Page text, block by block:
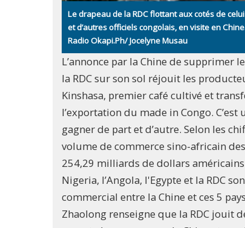
Le drapeau de la RDC flottant aux cotés de
et d’autres officiels congolais, en visite en
Radio Okapi.Ph/ Jocelyne Musau
L’annonce par la Chine de supprimer
la RDC sur son sol réjouit les
Kinshasa, premier café cultivé et
l’exportation du made in Congo.
gagner de part et d’autre. Selon les
volume de commerce sino-africain
254,29 milliards de dollars
Nigeria, l’Angola, l'Egypte et la RDC
commercial entre la Chine et ces 5
Zhaolong renseigne que la RDC jouit